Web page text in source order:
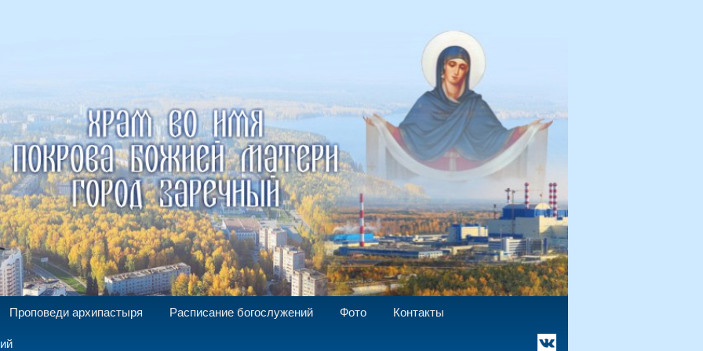
Божией Матери г. Заречный
Проповеди архипастыря Расписание богослужений Фото
Контакты
`